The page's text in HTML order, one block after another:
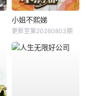
小姐不熙娣
更新至第20260803期